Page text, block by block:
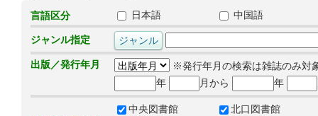
言語区分 日本語 中国語
ジャンル指定
出版／発行年月
※発行年月の検索は雑誌のみ対
年
月から 年
中央図書館
北口図書館